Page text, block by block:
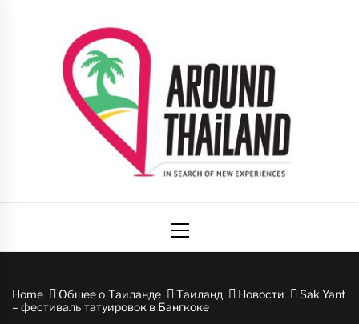
Таиланда
Menu
Home Общее о Таиланде Таиланд Новости
Sak Yant
– фестиваль татуировок в Бангкоке